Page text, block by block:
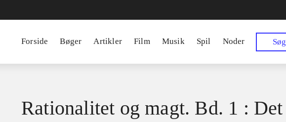
Forside Bøger Artikler Film Musik Spil Noder Søg
Rationalitet og magt. Bd. 1 : Det